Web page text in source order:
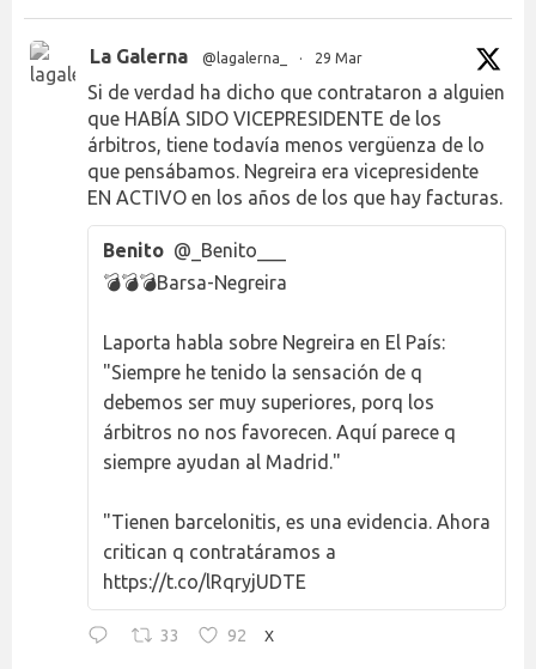
La Galerna @lagalerna_ · 29 Mar
Si de verdad ha dicho que contrataron a alguien
que HABÍA SIDO VICEPRESIDENTE de los
árbitros, tiene todavía menos vergüenza de lo
que pensábamos. Negreira era vicepresidente
EN ACTIVO en los años de los que hay facturas.
Benito @_Benito___
💣💣💣Barsa-Negreira
Laporta habla sobre Negreira en El País:
"Siempre he tenido la sensación de q
debemos ser muy superiores, porq los
árbitros no nos favorecen. Aquí parece q
siempre ayudan al Madrid."
"Tienen barcelonitis, es una evidencia. Ahora
critican q contratáramos a
https://t.co/lRqryjUDTE
33 92 X